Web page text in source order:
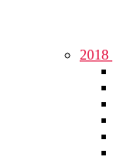
2018